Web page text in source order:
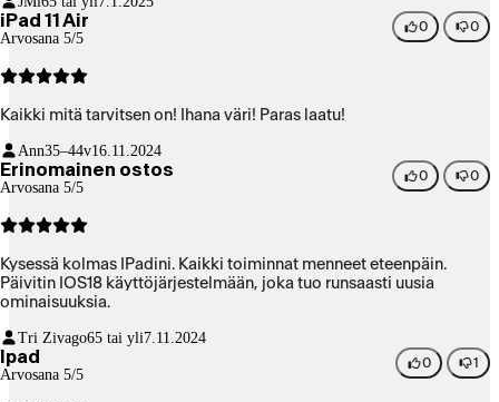
iPad 11 Air
Arvosana 5/5
0 0
Kaikki mitä tarvitsen on! Ihana väri! Paras laatu!
Ann35–44v16.11.2024
Erinomainen ostos
Arvosana 5/5
0 0
Kysessä kolmas IPadini. Kaikki toiminnat menneet eteenpäin.
Päivitin IOS18 käyttöjärjestelmään, joka tuo runsaasti uusia
ominaisuuksia.
Tri Zivago65 tai yli7.11.2024
Ipad
Arvosana 5/5
0 1